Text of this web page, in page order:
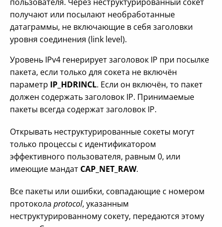
получают или посылают необработанные
датаграммы, не включающие в себя заголовки
уровня соединения (link level).
Уровень IPv4 генерирует заголовок IP при посылке
пакета, если только для сокета не включён
параметр IP_HDRINCL. Если он включён, то пакет
должен содержать заголовок IP. Принимаемые
пакеты всегда содержат заголовок IP.
Открывать неструктурированные сокеты могут
только процессы с идентификатором
эффективного пользователя, равным 0, или
имеющие мандат CAP_NET_RAW.
Все пакеты или ошибки, совпадающие с номером
протокола protocol, указанным
неструктурированному сокету, передаются этому